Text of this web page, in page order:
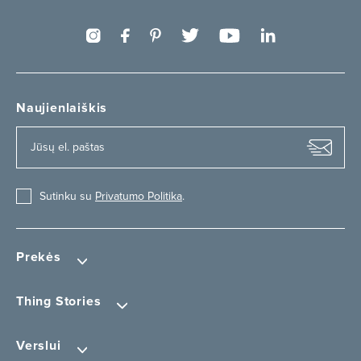
Prekės
Thing Stories
Verslui
Naujienlaiškis
Sutinku su Privatumo Politika.